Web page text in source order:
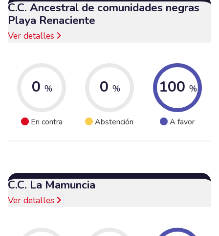
C.C. Ancestral de comunidades negras
Playa Renaciente
Ver detalles
0 %
En contra
0 %
Abstención
100 %
A favor
C.C. La Mamuncia
Ver detalles